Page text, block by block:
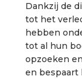
Dankzij de
tot het
hebben
tot al hun
opzoeken
en bespaart